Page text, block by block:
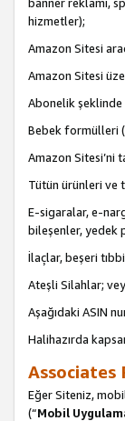
hizmetler);
Amazon Sitesi
Amazon Sitesi
Abonelik
Bebek formülleri
Amazon Sitesi’ni
Tütün ürünleri ve
E-sigaralar, e-
bileşenler, yedek
İlaçlar, beşeri
Ateşli Silahlar;
Aşağıdaki ASIN
Halihazırda
Associates
Eğer Siteniz,
(“Mobil